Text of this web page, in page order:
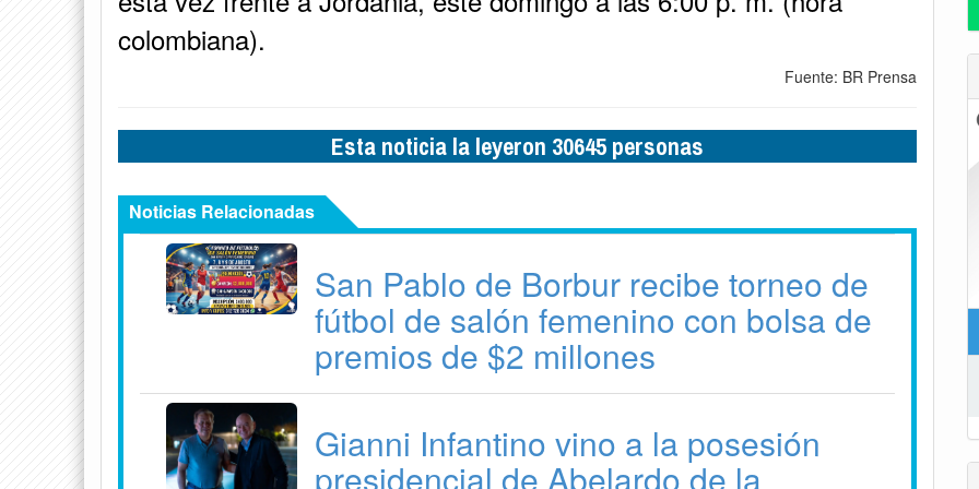
colombiana).
Fuente: BR Prensa
Esta noticia la leyeron 30645 personas
Noticias Relacionadas
San Pablo de Borbur recibe torneo de
fútbol de salón femenino con bolsa de
premios de $2 millones
Gianni Infantino vino a la posesión
presidencial de Abelardo de la